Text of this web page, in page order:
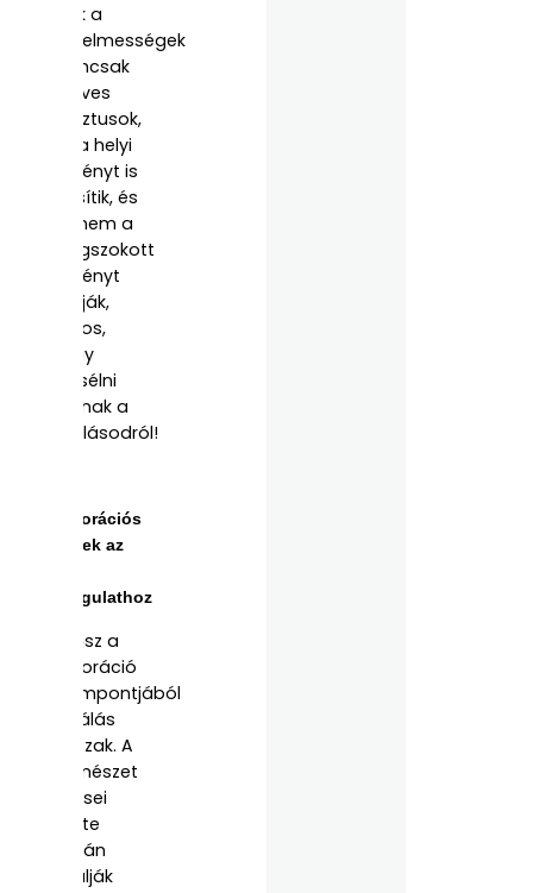
Ezek a
figyelmességek
nemcsak
kedves
gesztusok,
de a helyi
élményt is
erősítik, és
ha nem a
megszokott
élményt
kapják,
biztos,
hogy
mesélni
fognak a
szállásodról!
Dekorációs
tippek az
hangulathoz
Az ősz a
dekoráció
szempontjából
is hálás
időszak. A
természet
kincsei
szinte
tálcán
kínálják